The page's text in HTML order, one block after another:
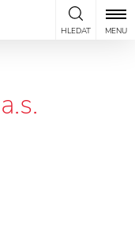
HLEDAT MENU